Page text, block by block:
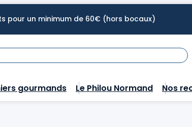
pour un minimum de 60€ (hors bocaux)
gourmands Le Philou Normand Nos